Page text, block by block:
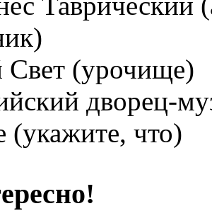
(урочище)
дворец-
(укажите, что)